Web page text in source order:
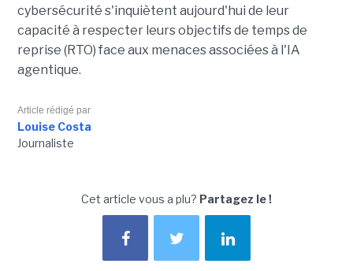
cybersécurité s'inquiètent aujourd'hui de leur
capacité à respecter leurs objectifs de temps de
reprise (RTO) face aux menaces associées à l'IA
agentique.
Article rédigé par
Louise Costa
Journaliste
Cet article vous a plu? Partagez le !